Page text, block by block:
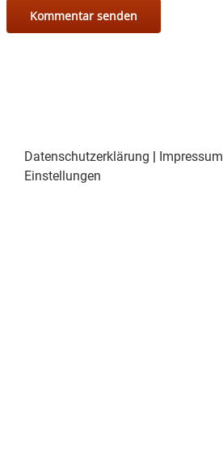
Datenschutzerklärung | Impressum
Einstellungen